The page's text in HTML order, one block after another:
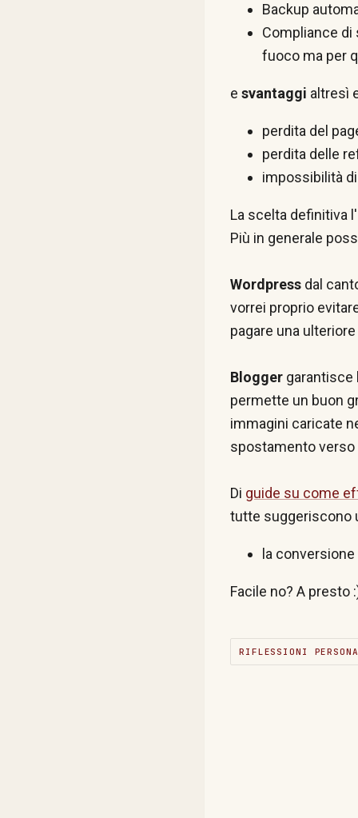
Backup
Compliance
fuoco ma per
e svantaggi altresì
perdita del
perdita delle
impossibilità
La scelta definitiva
Più in generale
Wordpress dal
vorrei proprio
pagare una
Blogger garantisce
permette un buon
immagini caricate
spostamento
Di guide su come
tutte suggeriscono
la
Facile no? A presto
RIFLESSIONI